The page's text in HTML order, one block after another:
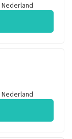
Nederland
Nederland